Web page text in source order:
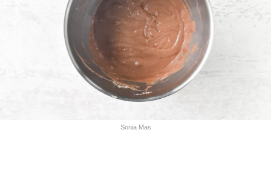
Sonia Mas